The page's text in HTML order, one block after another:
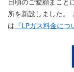
日頃のご愛顧まこと
所を新設しました。
は 『LPガス料金に